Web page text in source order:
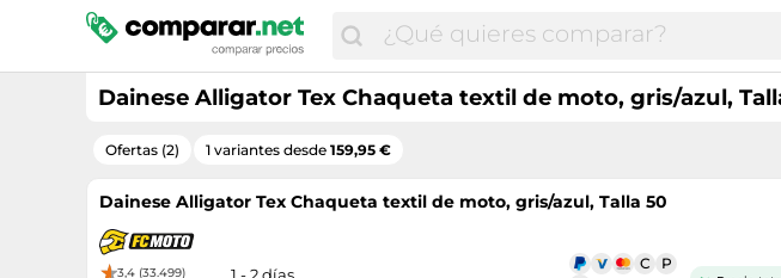
Dainese Alligator Tex Chaqueta textil de moto, gris/azul,
Ofertas (2) 1 variantes desde 159,95 €
Dainese Alligator Tex Chaqueta textil de moto, gris/azul, Talla 50
3,4 (33.499)